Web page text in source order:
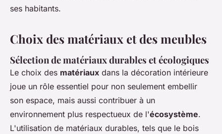
ses habitants.
Choix des matériaux et des meubles
Sélection de matériaux durables et écologiques
Le choix des matériaux dans la décoration intérieure
joue un rôle essentiel pour non seulement embellir
son espace, mais aussi contribuer à un
environnement plus respectueux de l'écosystème.
L'utilisation de matériaux durables, tels que le bois